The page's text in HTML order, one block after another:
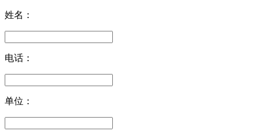
姓名：
电话：
单位：